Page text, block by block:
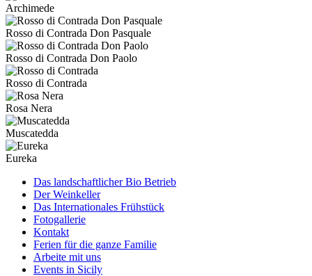
Archimede
Rosso di Contrada Don Pasquale
Rosso di Contrada Don Paolo
Rosso di Contrada
Rosa Nera
Muscatedda
Eureka
Das landschaftlicher Bio Betrieb
Der Weinkeller
Das Internationales Frühstück
Fotogallerie
Kontakt
Ferien für die ganze Familie
Arbeite mit uns
Events in Sicily